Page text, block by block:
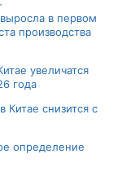
в первом
производства
увеличатся
года
Китае снизится с
определение